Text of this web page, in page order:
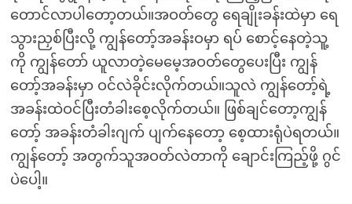
တောင်လာပါတော့တယ်။အဝတ်တွေ ရေချိုးခန်းထဲမှာ ရေ
သွားညှစ်ပြီးလို့ ကျွန်တော့်အခန်းဝမှာ ရပ် စောင့်နေတဲ့သူ့
ကို ကျွန်တော် ယူလာတဲ့မေမေ့အဝတ်တွေပေးပြီး ကျွန်
တော့်အခန်းမှာ ဝင်လဲခိုင်းလိုက်တယ်။သူလဲ ကျွန်တော့်ရဲ့
အခန်းထဲဝင်ပြီးတံခါးစေ့လိုက်တယ်။ ဖြစ်ချင်တော့ကျွန်
တော့် အခန်းတံခါးဂျက် ပျက်နေတော့ စေ့ထားရုံပဲရတယ်။
ကျွန်တော့် အတွက်သူအဝတ်လဲတာကို ချောင်းကြည့်ဖို့ ဂွင်
ပဲပေါ့။